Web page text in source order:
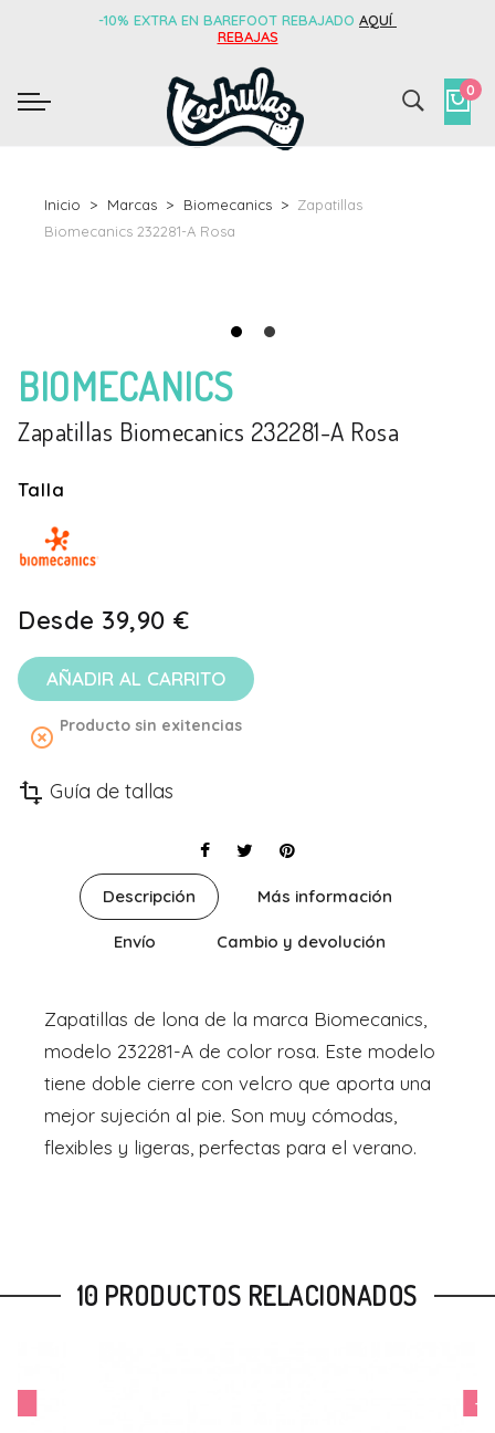
-10% EXTRA EN BAREFOOT REBAJADO AQUÍ
REBAJAS
0
Inicio Marcas Biomecanics
Zapatillas
Biomecanics 232281-A Rosa
BIOMECANICS
Zapatillas Biomecanics 232281-A Rosa
Talla
Desde 39,90 €
AÑADIR AL CARRITO
highlight_off Producto sin exitencias
transform Guía de tallas
Descripción Más información
Envío Cambio y devolución
Zapatillas de lona de la marca Biomecanics,
modelo 232281-A de color rosa. Este modelo
tiene doble cierre con velcro que aporta una
mejor sujeción al pie. Son muy cómodas,
flexibles y ligeras, perfectas para el verano.
10 PRODUCTOS RELACIONADOS